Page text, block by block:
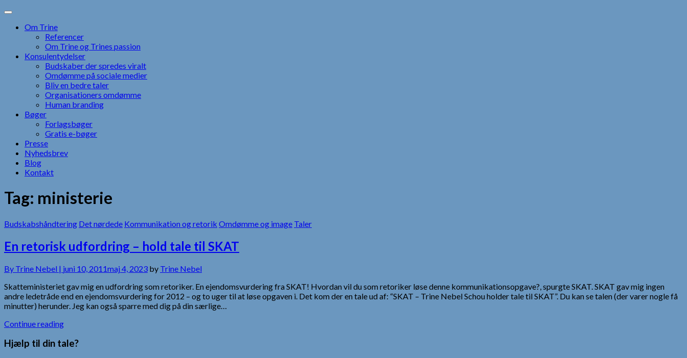
Skip
contentOm Trine
Referencer
Om Trine og Trines passion
Konsulentydelser
Budskaber der spredes viralt
Omdømme på sociale medier
Bliv en bedre taler
Organisationers omdømme
Human branding
Bøger
Forlagsbøger
Gratis e-bøger
Presse
Nyhedsbrev
Blog
Kontakt
Tag: ministerie
Budskabshåndtering Det nørdede Kommunikation og retorik Omdømme og image Taler
En retorisk udfordring – hold tale til SKAT
By Trine Nebel | juni 10, 2011maj 4, 2023 by Trine Nebel
Skatteministeriet gav mig en udfordring som retoriker. En ejendomsvurdering fra SKAT! Hvordan vil du som retoriker løse denne kommunikationsopgave?, spurgte SKAT. SKAT gav mig ingen
andre ledetråde end en ejendomsvurdering for 2012 – og to uger til at løse opgaven i. Det kom der en tale ud af: “SKAT – Trine Nebel Schou holder tale til SKAT”. Du kan se talen (der varer nogle få
minutter) herunder. Jeg kan også sparre med dig på din særlige…
Continue reading
Hjælp til din tale?